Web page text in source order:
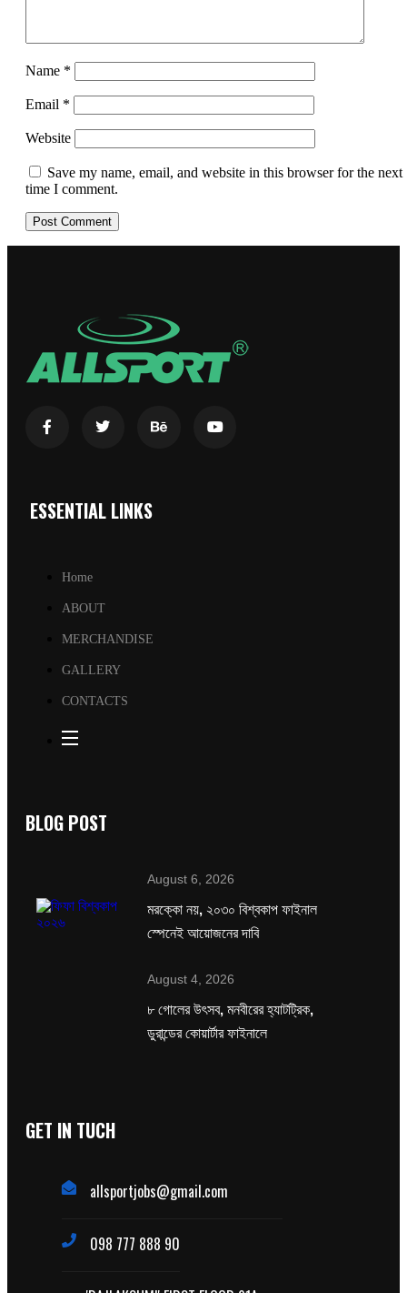
Name *
Email *
Website
Save my name, email, and website in this browser for the next
time I comment.
ESSENTIAL LINKS
Home
ABOUT
MERCHANDISE
GALLERY
CONTACTS
BLOG POST
August 6, 2026
মরক্কো নয়, ২০৩০ বিশ্বকাপ ফাইনাল
স্পেনেই আয়োজনের দাবি
August 4, 2026
৮ গোলের উৎসব, মনবীরের হ্যাটট্রিক,
ডুরান্ডের কোয়ার্টার ফাইনালে
GET IN TUCH
allsportjobs@gmail.com
098 777 888 90